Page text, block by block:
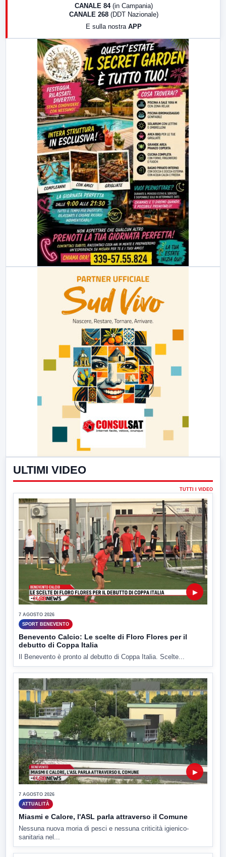
LabNews (replica)
CANALE 84 (in Campania)
CANALE 268 (DDT Nazionale)
E sulla nostra APP
ULTIMI VIDEO
TUTTI I VIDEO
▶
7 AGOSTO 2026
SPORT BENEVENTO
Benevento Calcio: Le scelte di Floro Flores per il
debutto di Coppa Italia
Il Benevento è pronto al debutto di Coppa Italia. Scelte...
▶
7 AGOSTO 2026
ATTUALITÀ
Miasmi e Calore, l'ASL parla attraverso il Comune
Nessuna nuova moria di pesci e nessuna criticità igienico-
sanitaria nel...